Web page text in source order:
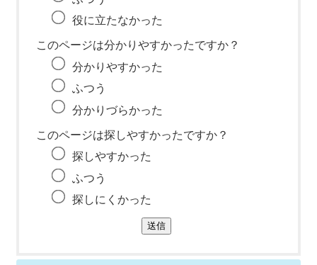
役に立たなかった
このページは分かりやすかったですか？
分かりやすかった
ふつう
分かりづらかった
このページは探しやすかったですか？
探しやすかった
ふつう
探しにくかった